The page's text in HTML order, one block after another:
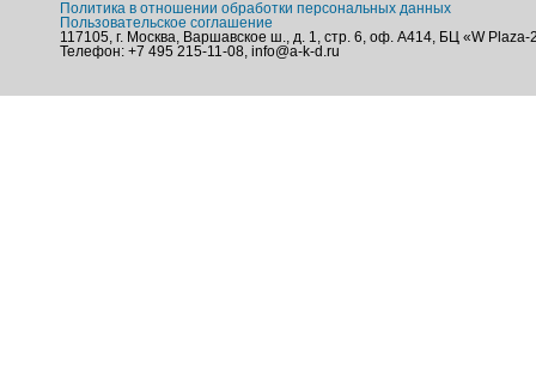
Политика в отношении обработки персональных данных
Пользовательское соглашение
117105, г. Москва, Варшавское ш., д. 1, стр. 6, оф. А414, БЦ «W Plaza-
Телефон: +7 495 215-11-08, info@a-k-d.ru